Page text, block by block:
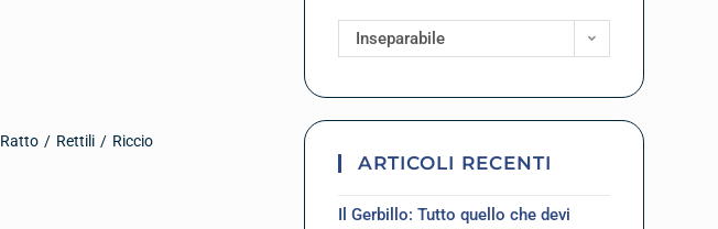
Ratto / Rettili / Riccio
Inseparabile
ARTICOLI RECENTI
Il Gerbillo: Tutto quello che devi